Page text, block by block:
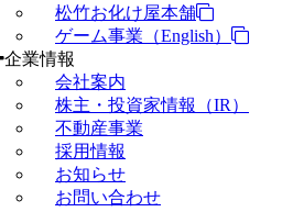
松竹お化け屋本舗
ゲーム事業（English）
企業情報
会社案内
株主・投資家情報（IR）
不動産事業
採用情報
お知らせ
お問い合わせ